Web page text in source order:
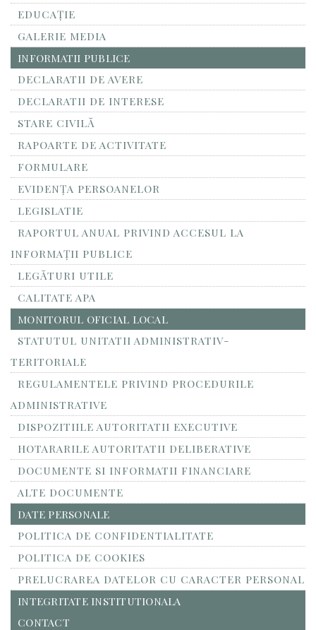
EDUCAȚIE
GALERIE MEDIA
INFORMATII PUBLICE
DECLARATII DE AVERE
DECLARATII DE INTERESE
STARE CIVILĂ
RAPOARTE DE ACTIVITATE
FORMULARE
EVIDENȚA PERSOANELOR
LEGISLATIE
RAPORTUL ANUAL PRIVIND ACCESUL LA
INFORMAŢII PUBLICE
LEGĂTURI UTILE
CALITATE APA
MONITORUL OFICIAL LOCAL
STATUTUL UNITATII ADMINISTRATIV-
TERITORIALE
REGULAMENTELE PRIVIND PROCEDURILE
ADMINISTRATIVE
DISPOZITIILE AUTORITATII EXECUTIVE
HOTARARILE AUTORITATII DELIBERATIVE
DOCUMENTE SI INFORMATII FINANCIARE
ALTE DOCUMENTE
DATE PERSONALE
POLITICA DE CONFIDENTIALITATE
POLITICA DE COOKIES
PRELUCRAREA DATELOR CU CARACTER PERSONAL
INTEGRITATE INSTITUTIONALA
CONTACT